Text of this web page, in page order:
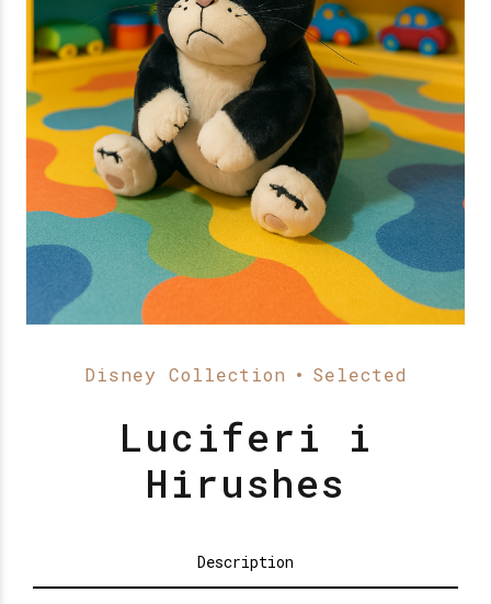
Disney Collection Selected
Luciferi i
Hirushes
Description